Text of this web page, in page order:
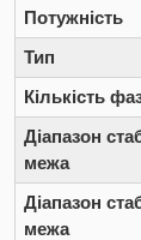
Потужність
Тип
Кількість
Діапазон
межа
Діапазон
межа